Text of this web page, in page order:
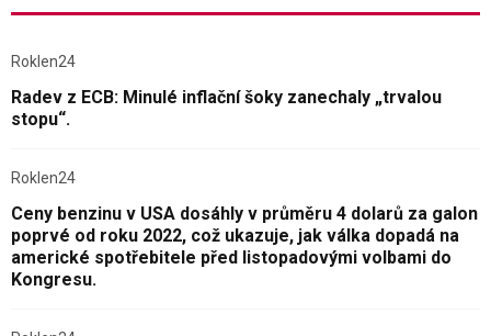
Roklen24
Radev z ECB: Minulé inflační šoky zanechaly „trvalou
stopu“.
Roklen24
Ceny benzinu v USA dosáhly v průměru 4 dolarů za galon
poprvé od roku 2022, což ukazuje, jak válka dopadá na
americké spotřebitele před listopadovými volbami do
Kongresu.